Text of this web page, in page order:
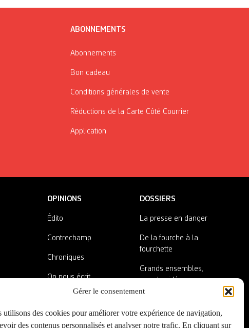
Gérer le consentement
utilisons des cookies pour améliorer votre expérience de navigation,
des contenus personnalisés et analyser notre trafic. En cliquant sur
ABONNEMENTS
Abonnements
Bon cadeau
Conditions générales de vente
Réductions de la Carte Côté Courrier
Application
OPINIONS
Édito
Contrechamp
Chroniques
On nous écrit
A côté de la plaque
DOSSIERS
La presse en danger
De la fourche à la
fourchette
Grands ensembles,
grandes idées